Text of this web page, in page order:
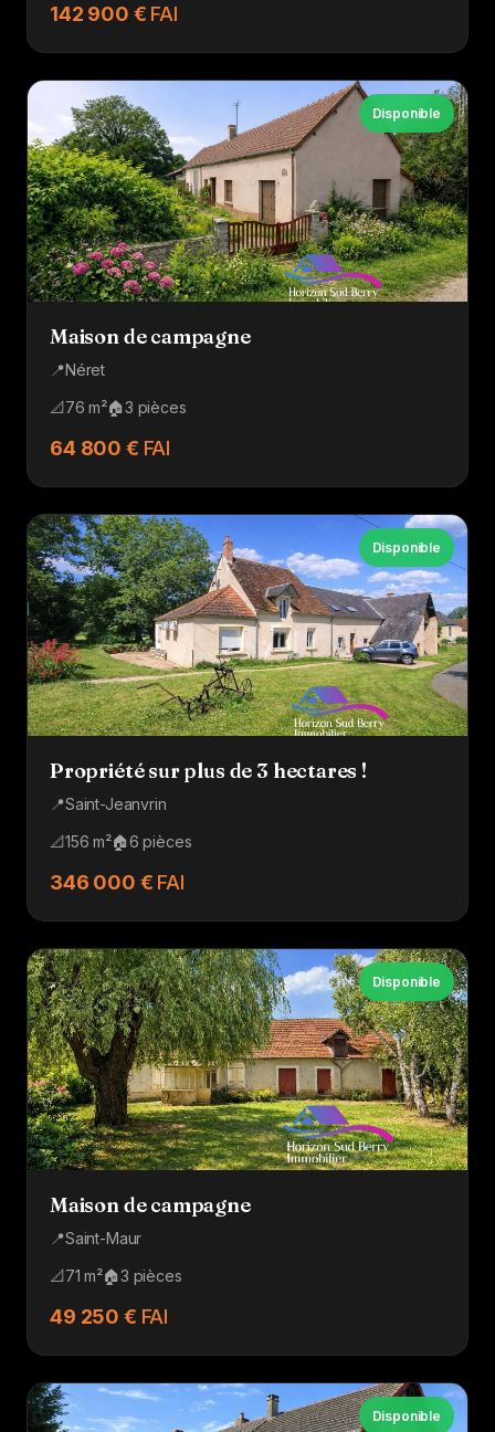
142 900 € FAI
Disponible
Maison de campagne
📍Néret
📐76 m²🏠3 pièces
64 800 € FAI
Disponible
Propriété sur plus de 3 hectares !
📍Saint-Jeanvrin
📐156 m²🏠6 pièces
346 000 € FAI
Disponible
Maison de campagne
📍Saint-Maur
📐71 m²🏠3 pièces
49 250 € FAI
Disponible